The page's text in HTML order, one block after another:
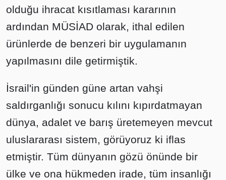
olduğu ihracat kısıtlaması kararının
ardından MÜSİAD olarak, ithal edilen
ürünlerde de benzeri bir uygulamanın
yapılmasını dile getirmiştik.
İsrail'in günden güne artan vahşi
saldırganlığı sonucu kılını kıpırdatmayan
dünya, adalet ve barış üretemeyen mevcut
uluslararası sistem, görüyoruz ki iflas
etmiştir. Tüm dünyanın gözü önünde bir
ülke ve ona hükmeden irade, tüm insanlığı